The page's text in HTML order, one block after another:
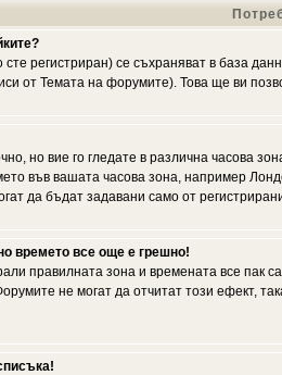
сте регистриран) се съхраняват в база
от Темата на форумите). Това ще ви
но вие го гледате в различна часова
във вашата часова зона, например
да бъдат задавани само от
времето все още е грешно!
правилната зона и времената все
не могат да отчитат този ефект,